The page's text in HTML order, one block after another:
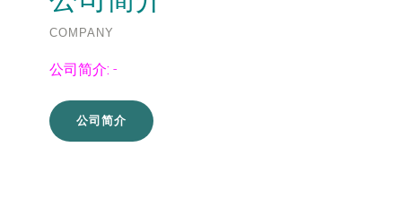
COMPANY
公司简介: -
公司简介